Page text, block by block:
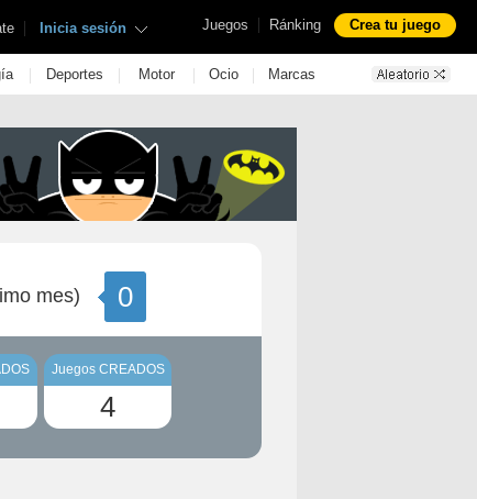
Juegos | Ránking Crea tu juego
| Inicia sesión
| Deportes | Motor | Ocio | Marcas
mes) 0
Juegos CREADOS
4